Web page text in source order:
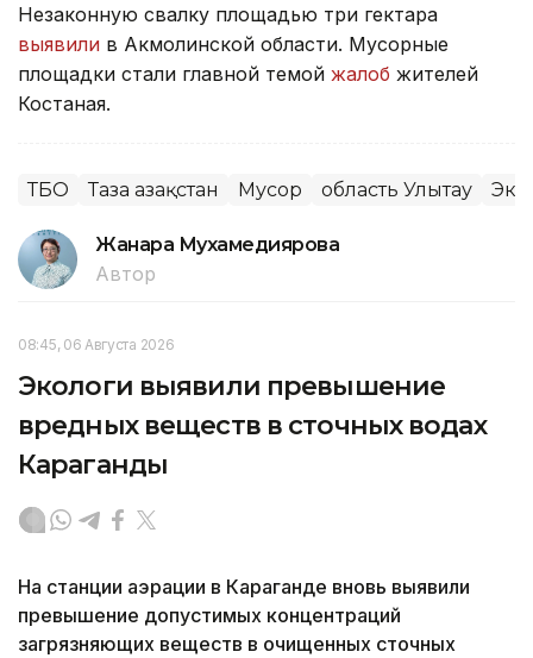
Незаконную свалку площадью три гектара
выявили в Акмолинской области. Мусорные
площадки стали главной темой жалоб жителей
Костаная.
ТБО Таза Қазақстан Мусор область Улытау
Жанара Мухамедиярова
Автор
08:45, 06 Августа 2026
Экологи выявили превышение
вредных веществ в сточных водах
Караганды
На станции аэрации в Караганде вновь выявили
превышение допустимых концентраций
загрязняющих веществ в очищенных сточных